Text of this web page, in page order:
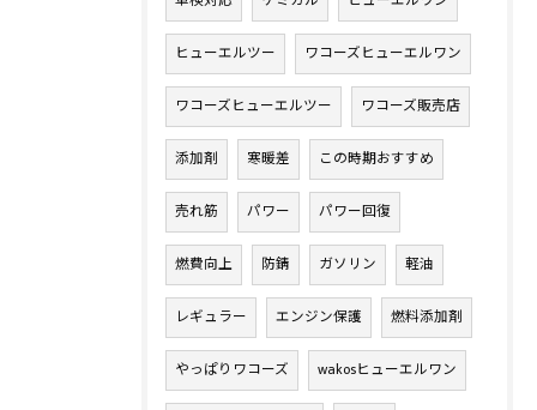
ヒューエルツー ワコーズヒューエルワン
ワコーズヒューエルツー ワコーズ販売店
添加剤 寒暖差 この時期おすすめ
売れ筋 パワー パワー回復
燃費向上 防錆 ガソリン 軽油
レギュラー エンジン保護 燃料添加剤
やっぱりワコーズ wakosヒューエルワン